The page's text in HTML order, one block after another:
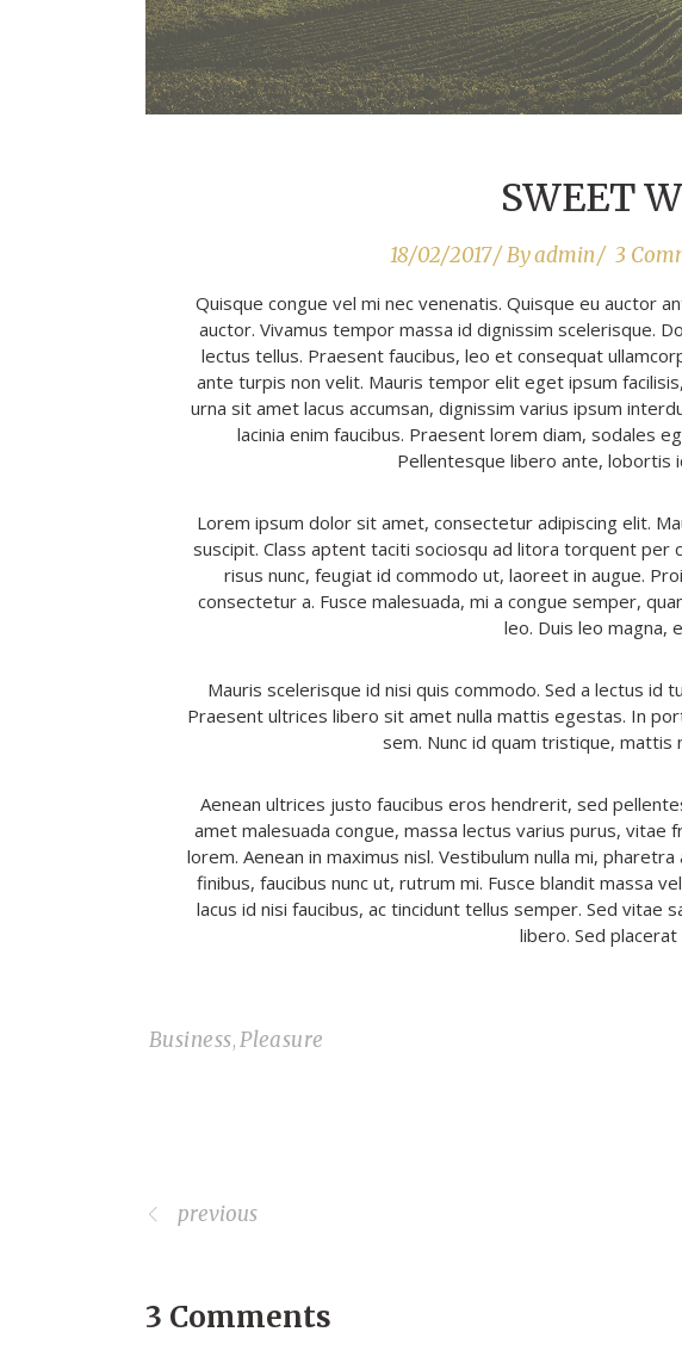
SWEET
18/02/2017 Byadmin 3
Quisque congue vel mi nec venenatis. Quisque eu auctor
auctor. Vivamus tempor massa id dignissim scelerisque.
lectus tellus. Praesent faucibus, leo et consequat
ante turpis non velit. Mauris tempor elit eget ipsum
urna sit amet lacus accumsan, dignissim varius ipsum
lacinia enim faucibus. Praesent lorem diam, sodales
Pellentesque libero ante, lobortis
Lorem ipsum dolor sit amet, consectetur adipiscing elit.
suscipit. Class aptent taciti sociosqu ad litora torquent per
risus nunc, feugiat id commodo ut, laoreet in augue.
consectetur a. Fusce malesuada, mi a congue semper,
leo. Duis leo magna,
Mauris scelerisque id nisi quis commodo. Sed a lectus id
Praesent ultrices libero sit amet nulla mattis egestas. In
sem. Nunc id quam tristique, mattis
Aenean ultrices justo faucibus eros hendrerit, sed
amet malesuada congue, massa lectus varius purus, vitae
lorem. Aenean in maximus nisl. Vestibulum nulla mi,
finibus, faucibus nunc ut, rutrum mi. Fusce blandit massa
lacus id nisi faucibus, ac tincidunt tellus semper. Sed vitae
libero. Sed placerat
Business, Pleasure
previous
3 Comments